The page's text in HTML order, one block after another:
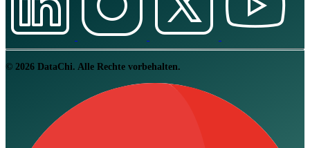
© 2026 DataChi. Alle Rechte vorbehalten.